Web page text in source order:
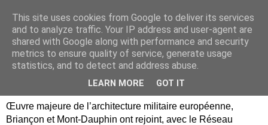
Briançon, Mont-Dauphin,
Vauban Unesco Hautes-
Œuvre majeure de l’architecture militaire européenne,
Briançon et Mont-Dauphin ont rejoint, avec le Réseau
This site uses cookies from Google to deliver its services
and to analyze traffic. Your IP address and user-agent are
shared with Google along with performance and security
metrics to ensure quality of service, generate usage
statistics, and to detect and address abuse.
LEARN MORE GOT IT